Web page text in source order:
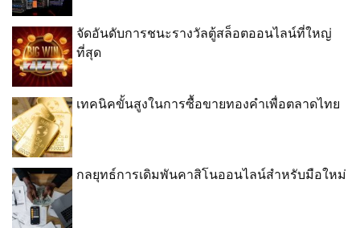
จัดอันดับการชนะรางวัลตู้สล็อตออนไลน์ที่ใหญ่
ที่สุด
เทคนิคขั้นสูงในการซื้อขายทองคำเพื่อตลาดไทย
กลยุทธ์การเดิมพันคาสิโนออนไลน์สำหรับมือใหม่